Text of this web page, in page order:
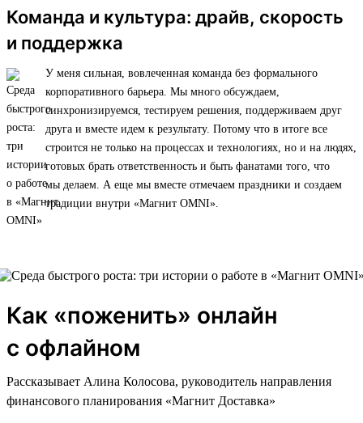
Команда и культура: драйв, скорость
и поддержка
У меня сильная, вовлеченная команда без формального
корпоративного барьера. Мы много обсуждаем,
синхронизируемся, тестируем решения, поддерживаем друг
друга и вместе идем к результату. Потому что в итоге все
строится не только на процессах и технологиях, но и на людях,
готовых брать ответственность и быть фанатами того, что
мы делаем. А еще мы вместе отмечаем праздники и создаем
традиции внутри «Магнит OMNI».
Как «поженить» онлайн
с офлайном
Рассказывает Алина Колосова, руководитель направления
финансового планирования «Магнит Доставка»